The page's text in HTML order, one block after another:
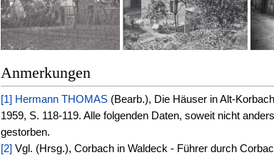
Anmerkungen
[1] Hermann THOMAS (Bearb.), Die Häuser in Alt-
1959, S. 118-119. Alle folgenden Daten, soweit nicht
gestorben.
[2] Vgl. (Hrsg.), Corbach in Waldeck - Führer durch